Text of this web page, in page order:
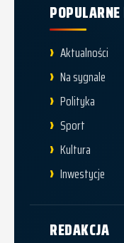
Aktualności
Na sygnale
Polityka
Sport
Kultura
Inwestycje
REDAKCJA